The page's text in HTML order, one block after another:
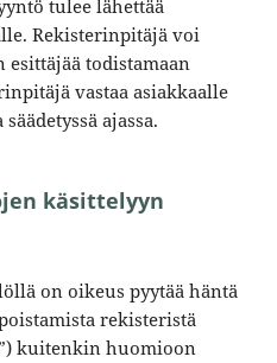
tulee lähettää
Rekisterinpitäjä voi
esittäjää todistamaan
vastaa asiakkaalle
ajassa.
käsittelyyn
on oikeus pyytää häntä
rekisteristä
kuitenkin huomioon